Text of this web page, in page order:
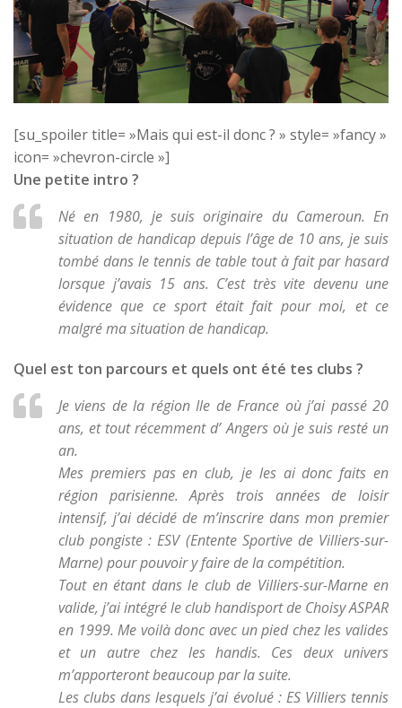
[su_spoiler title= »Mais qui est-il donc ? » style= »fancy »
icon= »chevron-circle »]
Une petite intro ?
Né en 1980, je suis originaire du Cameroun. En
situation de handicap depuis l’âge de 10 ans, je suis
tombé dans le tennis de table tout à fait par hasard
lorsque j’avais 15 ans. C’est très vite devenu une
évidence que ce sport était fait pour moi, et ce
malgré ma situation de handicap.
Quel est ton parcours et quels ont été tes clubs ?
Je viens de la région Ile de France où j’ai passé 20
ans, et tout récemment d’ Angers où je suis resté un
an.
Mes premiers pas en club, je les ai donc faits en
région parisienne. Après trois années de loisir
intensif, j’ai décidé de m’inscrire dans mon premier
club pongiste : ESV (Entente Sportive de Villiers-sur-
Marne) pour pouvoir y faire de la compétition.
Tout en étant dans le club de Villiers-sur-Marne en
valide, j’ai intégré le club handisport de Choisy ASPAR
en 1999. Me voilà donc avec un pied chez les valides
et un autre chez les handis. Ces deux univers
m’apporteront beaucoup par la suite.
Les clubs dans lesquels j’ai évolué : ES Villiers tennis